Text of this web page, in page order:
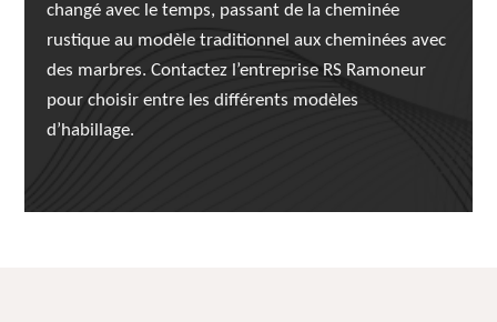
changé avec le temps, passant de la cheminée
rustique au modèle traditionnel aux cheminées avec
des marbres. Contactez l’entreprise RS Ramoneur
pour choisir entre les différents modèles
d’habillage.